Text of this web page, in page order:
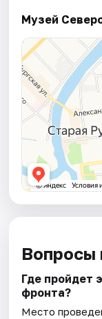
Музей
Вопросы
Где пройдет
фронта?
Место